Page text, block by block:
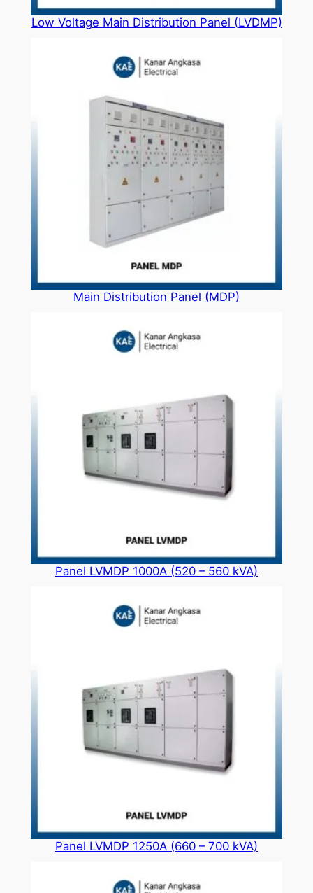
Low Voltage Main Distribution Panel (LVDMP)
Main Distribution Panel (MDP)
Panel LVMDP 1000A (520 – 560 kVA)
Panel LVMDP 1250A (660 – 700 kVA)